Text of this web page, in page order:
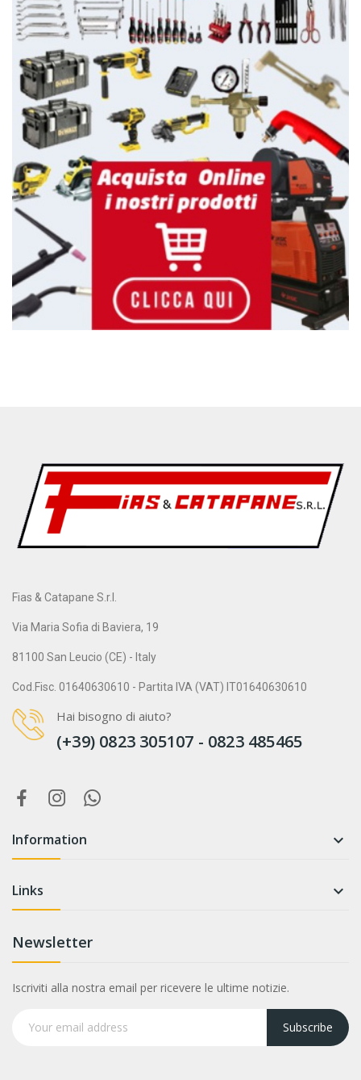
Fias & Catapane S.r.l.
Via Maria Sofia di Baviera, 19
81100 San Leucio (CE) - Italy
Cod.Fisc. 01640630610 - Partita IVA (VAT) IT01640630610
Hai bisogno di aiuto?
(+39) 0823 305107 - 0823 485465
Information 
Links 
Newsletter
Iscriviti alla nostra email per ricevere le ultime notizie.
Subscribe